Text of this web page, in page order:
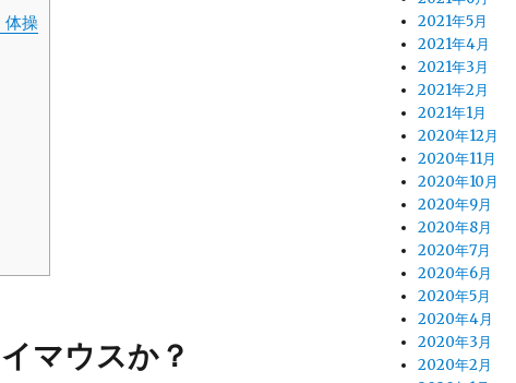
体操
マウスか？
2021年5月
2021年4月
2021年3月
2021年2月
2021年1月
2020年12月
2020年11月
2020年10月
2020年9月
2020年8月
2020年7月
2020年6月
2020年5月
2020年4月
2020年3月
2020年2月